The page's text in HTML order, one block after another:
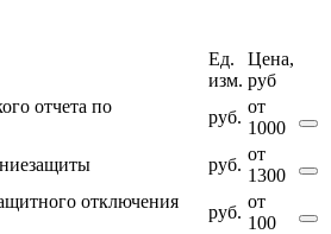
Ед.
изм.
Цена,
руб
отчета по
руб.
от
1000
руб.
от
1300
отключения
руб.
от
100